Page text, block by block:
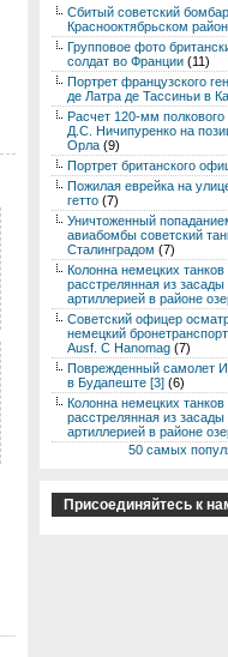
Сбитый советский
Краснооктябрьском
Групповое фото
солдат во Франции (11)
Портрет французского
де Латра де Тассиньи в
Расчет 120-мм
Д.С. Ничипуренко на
Орла (9)
Портрет британского
Пожилая еврейка на
гетто (7)
Уничтоженный
авиабомбы советский
Сталинградом (7)
Колонна немецких танков
расстрелянная из засады
артиллерией в районе
Советский офицер
немецкий
Ausf. C Hanomag (7)
Поврежденный самолет
в Будапеште [3] (6)
Колонна немецких танков
расстрелянная из засады
артиллерией в районе
50 самых
Присоединяйтесь к